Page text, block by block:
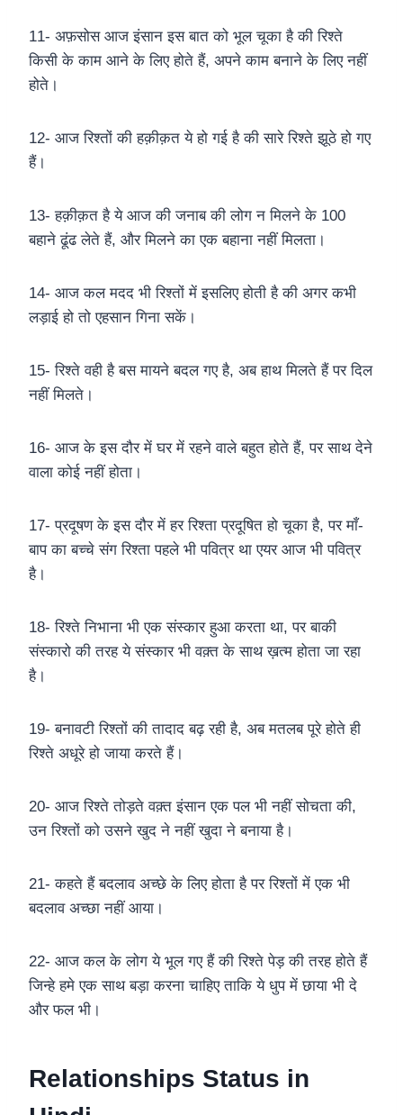
11- अफ़सोस आज इंसान इस बात को भूल चूका है की रिश्ते
किसी के काम आने के लिए होते हैं, अपने काम बनाने के लिए नहीं
होते।
12- आज रिश्तों की हक़ीक़त ये हो गई है की सारे रिश्ते झूठे हो गए
हैं।
13- हक़ीक़त है ये आज की जनाब की लोग न मिलने के 100
बहाने ढूंढ लेते हैं, और मिलने का एक बहाना नहीं मिलता।
14- आज कल मदद भी रिश्तों में इसलिए होती है की अगर कभी
लड़ाई हो तो एहसान गिना सकें।
15- रिश्ते वही है बस मायने बदल गए है, अब हाथ मिलते हैं पर दिल
नहीं मिलते।
16- आज के इस दौर में घर में रहने वाले बहुत होते हैं, पर साथ देने
वाला कोई नहीं होता।
17- प्रदूषण के इस दौर में हर रिश्ता प्रदूषित हो चूका है, पर माँ-
बाप का बच्चे संग रिश्ता पहले भी पवित्र था एयर आज भी पवित्र
है।
18- रिश्ते निभाना भी एक संस्कार हुआ करता था, पर बाकी
संस्कारो की तरह ये संस्कार भी वक़्त के साथ ख़त्म होता जा रहा
है।
19- बनावटी रिश्तों की तादाद बढ़ रही है, अब मतलब पूरे होते ही
रिश्ते अधूरे हो जाया करते हैं।
20- आज रिश्ते तोड़ते वक़्त इंसान एक पल भी नहीं सोचता की,
उन रिश्तों को उसने खुद ने नहीं खुदा ने बनाया है।
21- कहते हैं बदलाव अच्छे के लिए होता है पर रिश्तों में एक भी
बदलाव अच्छा नहीं आया।
22- आज कल के लोग ये भूल गए हैं की रिश्ते पेड़ की तरह होते हैं
जिन्हे हमे एक साथ बड़ा करना चाहिए ताकि ये धुप में छाया भी दे
और फल भी।
Relationships Status in